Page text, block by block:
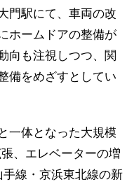
門駅にて、車両の改
ホームドアの整備が
向も注視しつつ、関
備をめざすとしてい
一体となった大規模
、エレベーターの増
線・京浜東北線の新